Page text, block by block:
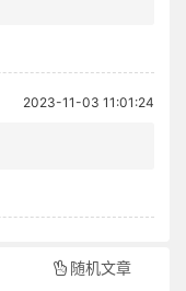
2023-11-03 11:01:24
随机文章